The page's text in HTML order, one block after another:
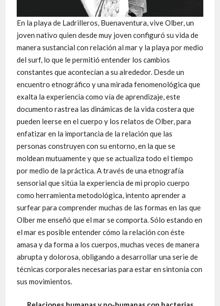
En la playa de Ladrilleros, Buenaventura, vive Olber, un
joven nativo quien desde muy joven configuró su vida de
manera sustancial con relación al mar y la playa por medio
del surf, lo que le permitió entender los cambios
constantes que acontecían a su alrededor. Desde un
encuentro etnográfico y una mirada fenomenológica que
exalta la experiencia como vía de aprendizaje, este
documento rastrea las dinámicas de la vida costera que
pueden leerse en el cuerpo y los relatos de Olber, para
enfatizar en la importancia de la relación que las
personas construyen con su entorno, en la que se
moldean mutuamente y que se actualiza todo el tiempo
por medio de la práctica. A través de una etnografía
sensorial que sitúa la experiencia de mi propio cuerpo
como herramienta metodológica, intento aprender a
surfear para comprender muchas de las formas en las que
Olber me enseñó que el mar se comporta. Sólo estando en
el mar es posible entender cómo la relación con éste
amasa y da forma a los cuerpos, muchas veces de manera
abrupta y dolorosa, obligando a desarrollar una serie de
técnicas corporales necesarias para estar en sintonía con
sus movimientos.